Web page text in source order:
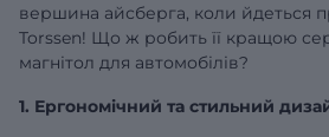
вершина айсберга, коли йдеться
Torssen! Що ж робить її кращою
магнітол для автомобілів?
1. Ергономічний та стильний